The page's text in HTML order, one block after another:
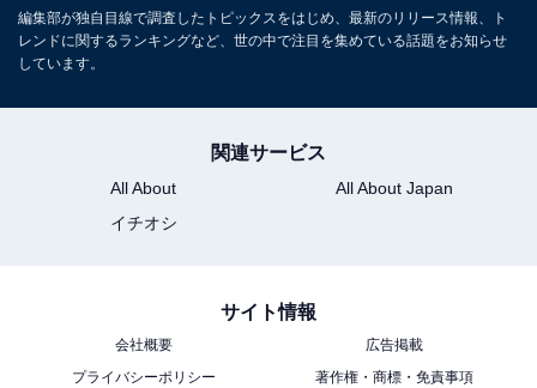
都府）」「他店舗と比べると、値段も高く、メニューも
限られているように感じるため（28歳女性／宮城県）」
さらに、「下のコースは頼めるがあまり商品がなく、上
のコースはなかなか高く手が出しづらい（19歳男性／埼
玉県）」「一番いいコースが好みなのですが、高いで
県）」「いいお肉を使っているからか少し高いなと感じ
る。1番安いコースにすると選べるお肉の種類も限られ
編集部が独自目線で調査したトピックスをはじめ、最新のリリース情報、ト
レンドに関するランキングなど、世の中で注目を集めている話題をお知らせ
しています。
関連サービス
All About
All About Japan
イチオシ
サイト情報
会社概要
広告掲載
プライバシーポリシー
著作権・商標・免責事項